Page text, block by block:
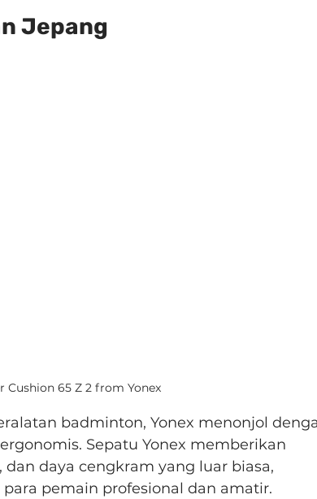
Jepang
Cushion 65 Z 2 from Yonex
badminton, Yonex menonjol
Sepatu Yonex memberikan
daya cengkram yang luar biasa,
pemain profesional dan amatir.